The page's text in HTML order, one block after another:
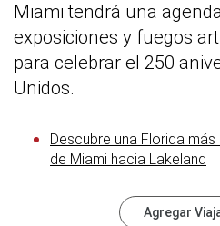
Miami tendrá una
exposiciones y fuegos
para celebrar el 250
Unidos.
Descubre una Florida
de Miami hacia Lakeland
Agregar